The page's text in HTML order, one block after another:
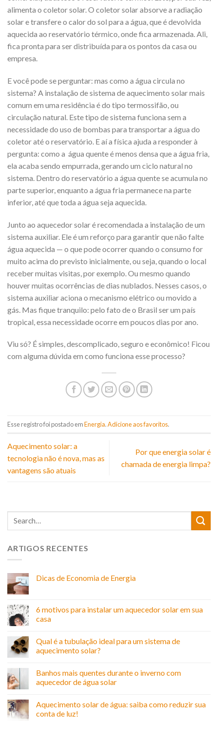
alimenta o coletor solar. O coletor solar absorve a radiação
solar e transfere o calor do sol para a água, que é devolvida
aquecida ao reservatório térmico, onde fica armazenada. Ali,
fica pronta para ser distribuída para os pontos da casa ou
empresa.
E você pode se perguntar: mas como a água circula no
sistema? A instalação de sistema de aquecimento solar mais
comum em uma residência é do tipo termossifão, ou
circulação natural. Este tipo de sistema funciona sem a
necessidade do uso de bombas para transportar a água do
coletor até o reservatório. E aí a física ajuda a responder à
pergunta: como a água quente é menos densa que a água fria,
ela acaba sendo empurrada, gerando um ciclo natural no
sistema. Dentro do reservatório a água quente se acumula no
parte superior, enquanto a água fria permanece na parte
inferior, até que toda a água seja aquecida.
Junto ao aquecedor solar é recomendada a instalação de um
sistema auxiliar. Ele é um reforço para garantir que não falte
água aquecida — o que pode ocorrer quando o consumo for
muito acima do previsto inicialmente, ou seja, quando o local
receber muitas visitas, por exemplo. Ou mesmo quando
houver muitas ocorrências de dias nublados. Nesses casos, o
sistema auxiliar aciona o mecanismo elétrico ou movido a
gás. Mas fique tranquilo: pelo fato de o Brasil ser um país
tropical, essa necessidade ocorre em poucos dias por ano.
Viu só? É simples, descomplicado, seguro e econômico! Ficou
com alguma dúvida em como funciona esse processo?
Esse registro foi postado emEnergia.Adicione aos favoritos.
Aquecimento solar: a
tecnologia não é nova, mas as
vantagens são atuais
Por que energia solar é
chamada de energia limpa?
ARTIGOS RECENTES
Dicas de Economia de Energia
6 motivos para instalar um aquecedor solar em sua
casa
Qual é a tubulação ideal para um sistema de
aquecimento solar?
Banhos mais quentes durante o inverno com
aquecedor de água solar
Aquecimento solar de água: saiba como reduzir sua
conta de luz!